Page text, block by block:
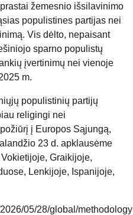
žemesnio išsilavinimo
populistines partijas nei
Vis dėlto, nepaisant
sparno populistų
įvertinimų nei vienoje
m.
populistinių partijų
religingi nei
į Europos Sąjungą,
23 d. apklausėme
Graikijoje,
Lenkijoje, Ispanijoje,
05/28/global/